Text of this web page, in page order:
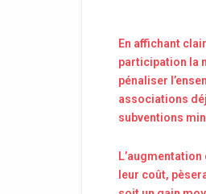
En affichant
participation la
pénaliser
associations
subventions
leur coût,